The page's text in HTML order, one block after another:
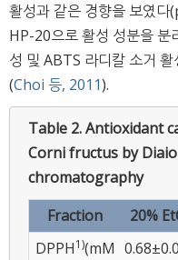
활성과 같은 경향을 보였
HP-20으로 활성 성분을 분
성 및 ABTS 라디칼 소거
(Choi 등, 2011).
Table 2.Antioxidant
Corni fructus by
chromatography
Fraction
20%
DPPH1)(mM